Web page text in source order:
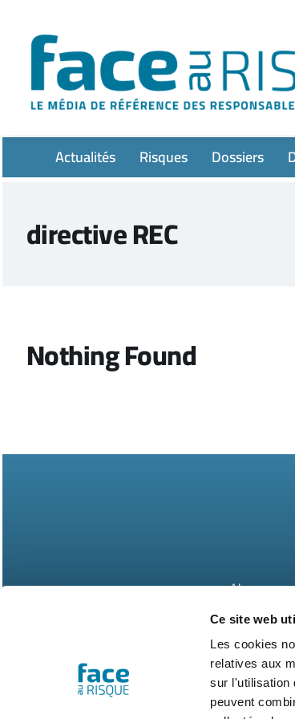
Ce site web
Les cookies
relatives aux
sur l'utilisation
peuvent
contenu
Actualités Risques Dossiers
directive REC
Nothing Found